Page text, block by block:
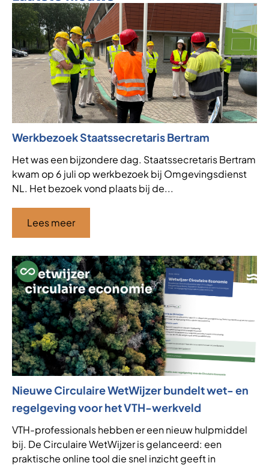
Werkbezoek Staatssecretaris Bertram
Het was een bijzondere dag. Staatssecretaris Bertram
kwam op 6 juli op werkbezoek bij Omgevingsdienst
NL. Het bezoek vond plaats bij de...
Lees meer
Nieuwe Circulaire WetWijzer bundelt wet- en
regelgeving voor het VTH-werkveld
VTH-professionals hebben er een nieuw hulpmiddel
bij. De Circulaire WetWijzer is gelanceerd: een
praktische online tool die snel inzicht geeft in